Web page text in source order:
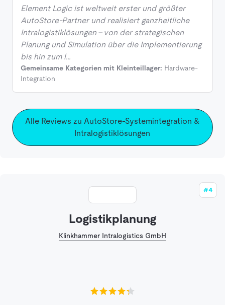
Element Logic ist weltweit erster und größter
AutoStore-Partner und realisiert ganzheitliche
Intralogistiklösungen – von der strategischen
Planung und Simulation über die Implementierung
bis hin zum l…
Gemeinsame Kategorien mit Kleinteillager: Hardware-
Integration
Alle Reviews zu AutoStore-Systemintegration &
Intralogistiklösungen
#4
Logistikplanung
Klinkhammer Intralogistics GmbH